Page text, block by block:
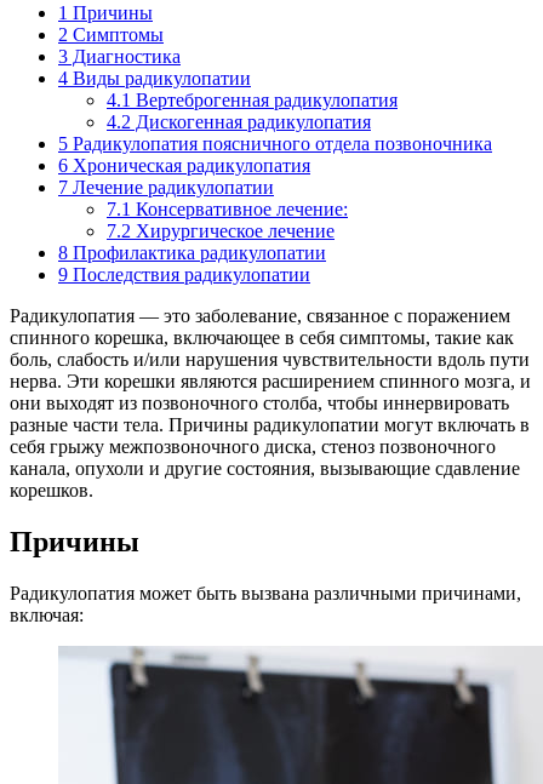
1 Причины
2 Симптомы
3 Диагностика
4 Виды радикулопатии
4.1 Вертеброгенная радикулопатия
4.2 Дискогенная радикулопатия
5 Радикулопатия поясничного отдела позвоночника
6 Хроническая радикулопатия
7 Лечение радикулопатии
7.1 Консервативное лечение:
7.2 Хирургическое лечение
8 Профилактика радикулопатии
9 Последствия радикулопатии
Радикулопатия — это заболевание, связанное с поражением
спинного корешка, включающее в себя симптомы, такие как
боль, слабость и/или нарушения чувствительности вдоль пути
нерва. Эти корешки являются расширением спинного мозга, и
они выходят из позвоночного столба, чтобы иннервировать
разные части тела. Причины радикулопатии могут включать в
себя грыжу межпозвоночного диска, стеноз позвоночного
канала, опухоли и другие состояния, вызывающие сдавление
корешков.
Причины
Радикулопатия может быть вызвана различными причинами,
включая: